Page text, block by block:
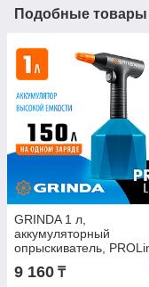
Подобные товары
GRINDA 1 л,
аккумуляторный
опрыскиватель,
(PHS-1)
9 160 ₸